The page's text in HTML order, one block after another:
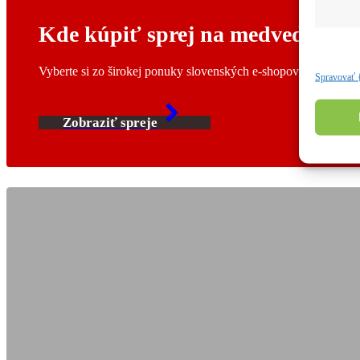
Spravovať
Kde kúpiť sprej na medvede?
Vyberte si zo širokej ponuky slovenských e-shopov, ktoré
Zobraziť spreje